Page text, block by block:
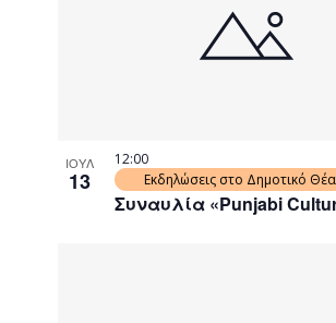
ΙΟΥΛ
13
Συναυλία «Punjabi
12:00
Εκδηλώσεις στο Δημοτικό